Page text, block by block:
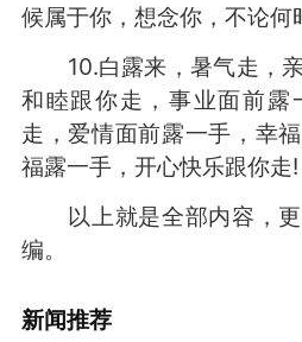
候属于你，想念你，不论何
10.白露来，暑气走，亲
和睦跟你走，事业面前露
走，爱情面前露一手，幸
福露一手，开心快乐跟你走!
以上就是全部内容，更
编。
新闻推荐